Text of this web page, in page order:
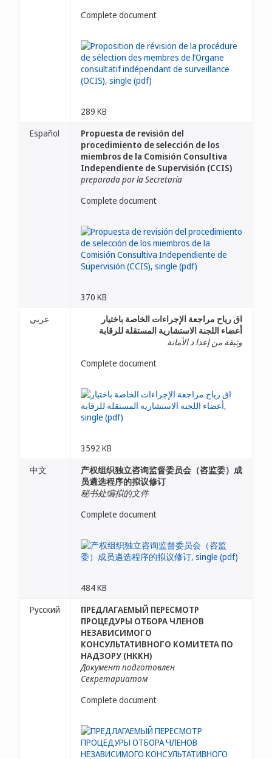
Complete document
289 KB
Español
Propuesta de revisión del
procedimiento de selección de los
miembros de la Comisión Consultiva
Independiente de Supervisión (CCIS)
preparada por la Secretaría
Complete document
370 KB
عربي
اق رياح مراجعة الإجراءات الخاصة باختيار
أعضاء اللجنة الاستشارية المستقلة للرقابة
وثيقة من إعدا د الأمانة
Complete document
3592 KB
中文
产权组织独立咨询监督委员会（咨监委）成
员遴选程序的拟议修订
秘书处编拟的文件
Complete document
484 KB
Русский
ПРЕДЛАГАЕМЫЙ ПЕРЕСМОТР
ПРОЦЕДУРЫ ОТБОРА ЧЛЕНОВ
НЕЗАВИСИМОГО
КОНСУЛЬТАТИВНОГО КОМИТЕТА ПО
НАДЗОРУ (НККН)
Документ подготовлен
Секретариатом
Complete document